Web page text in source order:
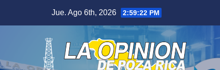
Jue. Ago 6th, 2026 2:59:23 PM